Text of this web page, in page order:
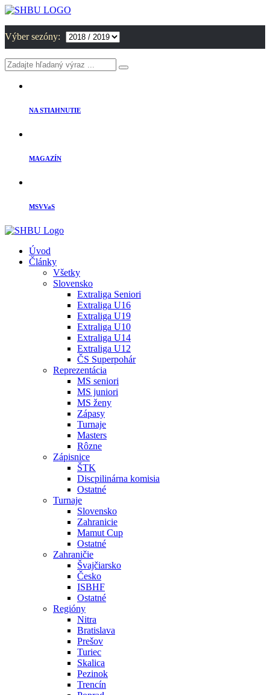
Výber sezóny:
NA STIAHNUTIE
MAGAZÍN
MSVVaS
Úvod
Články
Všetky
Slovensko
Extraliga Seniori
Extraliga U16
Extraliga U19
Extraliga U10
Extraliga U14
Extraliga U12
ČS Superpohár
Reprezentácia
MS seniori
MS juniori
MS ženy
Zápasy
Turnaje
Masters
Rôzne
Zápisnice
ŠTK
Discpilinárna komisia
Ostatné
Turnaje
Slovensko
Zahranicie
Mamut Cup
Ostatné
Zahraničie
Švajčiarsko
Česko
ISBHF
Ostatné
Regióny
Nitra
Bratislava
Prešov
Turiec
Skalica
Pezinok
Trencín